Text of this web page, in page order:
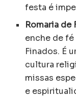
festa é
Romaria de
enche de
Finados. É
cultura
missas
e